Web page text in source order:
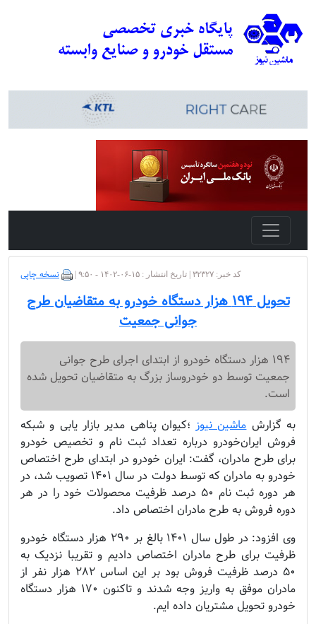
کد خبر: ۳۲۳۲۷ | تاریخ انتشار : ۱۵-۰۶-۱۴۰۲ - ۹:۵۰ | نسخه چاپی
تحویل ۱۹۴ هزار دستگاه خودرو به متقاضیان طرح
جوانی جمعیت
۱۹۴ هزار دستگاه خودرو از ابتدای اجرای طرح جوانی
جمعیت توسط دو خودروساز بزرگ به متقاضیان تحویل شده
است.
به گزارشماشین نیوز ؛کیوان پناهی مدیر بازار یابی و شبکه
فروش ایران‌خودرو درباره تعداد ثبت نام و تخصیص خودرو
برای طرح مادران، گفت: ایران خودرو در ابتدای طرح اختصاص
خودرو به مادران که توسط دولت در سال ۱۴۰۱ تصویب شد، در
هر دوره ثبت نام ۵۰ درصد ظرفیت محصولات خود را در هر
دوره فروش به طرح مادران اختصاص داد.
وی افزود: در طول سال ۱۴۰۱ بالغ بر ۲۹۰ هزار دستگاه خودرو
ظرفیت برای طرح مادران اختصاص دادیم و تقریبا نزدیک به
۵۰ درصد ظرفیت فروش بود بر این اساس ۲۸۲ هزار نفر از
مادران موفق به واریز وجه شدند و تاکنون ۱۷۰ هزار دستگاه
خودرو تحویل مشتریان داده ایم.